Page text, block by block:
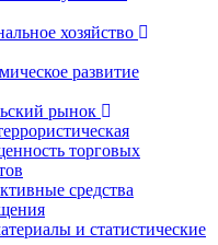
хозяйство
развитие
рынок
торговых
средства
и статистические